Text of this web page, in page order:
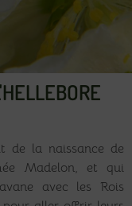
de la naissance de
Madelon, et qui
avec les Rois